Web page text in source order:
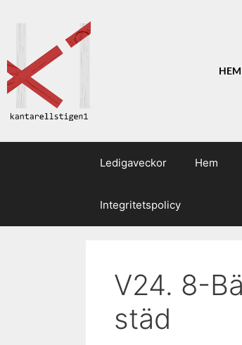
HEM
Ledigaveckor Hem
Integritetspolicy
V24. 8-
städ